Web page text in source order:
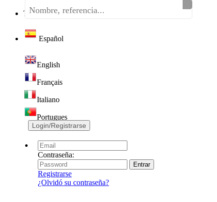
Teléfono:(+34) 968 320 046
Español
English
Français
Italiano
Portugues
Login/Registrarse
Contraseña:
Registrarse
¿Olvidó su contraseña?